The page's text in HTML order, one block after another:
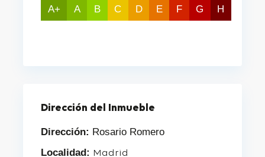
A+ A B C D E F G H
Dirección del Inmueble
Dirección: Rosario Romero
Localidad: Madrid